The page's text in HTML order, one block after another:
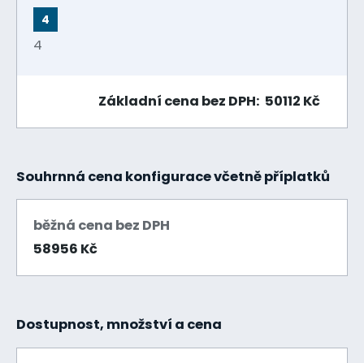
4
4
Základní cena bez DPH: 50112 Kč
Souhrnná cena konfigurace včetně příplatků
běžná cena bez DPH
58956 Kč
Dostupnost, množství a cena